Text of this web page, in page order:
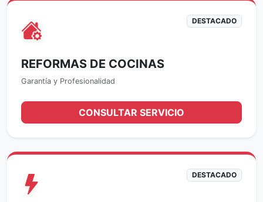
DESTACADO
REFORMAS DE COCINAS
Garantía y Profesionalidad
CONSULTAR SERVICIO
DESTACADO